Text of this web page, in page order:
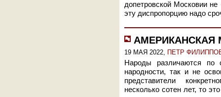
допетровской Московии
эту диспропорцию надо
АМЕРИКАНСКАЯ
19 МАЯ 2022, ПЕТР
Народы различаются
народности, так и не
представители
несколько сотен лет, то